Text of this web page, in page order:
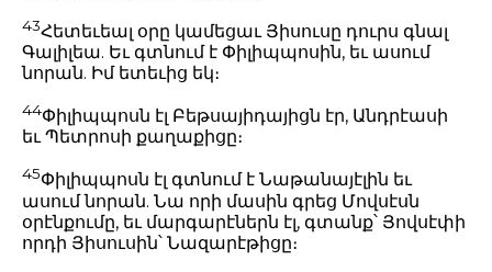
43Հետեւեալ օրը կամեցաւ Յիսուսը դուրս գնալ
Գալիլեա. Եւ գտնում է Փիլիպպոսին, եւ ասում
նորան. Իմ ետեւից եկ։
44Փիլիպպոսն էլ Բեթսայիդայիցն էր, Անդրէասի
եւ Պետրոսի քաղաքիցը։
45Փիլիպպոսն էլ գտնում է Նաթանայէլին եւ
ասում նորան. Նա որի մասին գրեց Մովսէսն
օրէնքումը, եւ մարգարէներն էլ, գտանք՝ Յովսէփի
որդի Յիսուսին՝ Նազարէթիցը։